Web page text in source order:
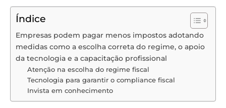
Índice
Empresas podem pagar menos impostos adotando
medidas como a escolha correta do regime, o apoio
da tecnologia e a capacitação profissional
Atenção na escolha do regime fiscal
Tecnologia para garantir o compliance fiscal
Invista em conhecimento